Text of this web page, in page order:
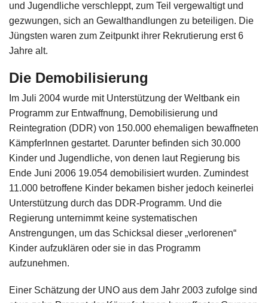
und Jugendliche verschleppt, zum Teil vergewaltigt und
gezwungen, sich an Gewalthandlungen zu beteiligen. Die
Jüngsten waren zum Zeitpunkt ihrer Rekrutierung erst 6
Jahre alt.
Die Demobilisierung
Im Juli 2004 wurde mit Unterstützung der Weltbank ein
Programm zur Entwaffnung, Demobilisierung und
Reintegration (DDR) von 150.000 ehemaligen bewaffneten
KämpferInnen gestartet. Darunter befinden sich 30.000
Kinder und Jugendliche, von denen laut Regierung bis
Ende Juni 2006 19.054 demobilisiert wurden. Zumindest
11.000 betroffene Kinder bekamen bisher jedoch keinerlei
Unterstützung durch das DDR-Programm. Und die
Regierung unternimmt keine systematischen
Anstrengungen, um das Schicksal dieser „verlorenen“
Kinder aufzuklären oder sie in das Programm
aufzunehmen.
Einer Schätzung der UNO aus dem Jahr 2003 zufolge sind